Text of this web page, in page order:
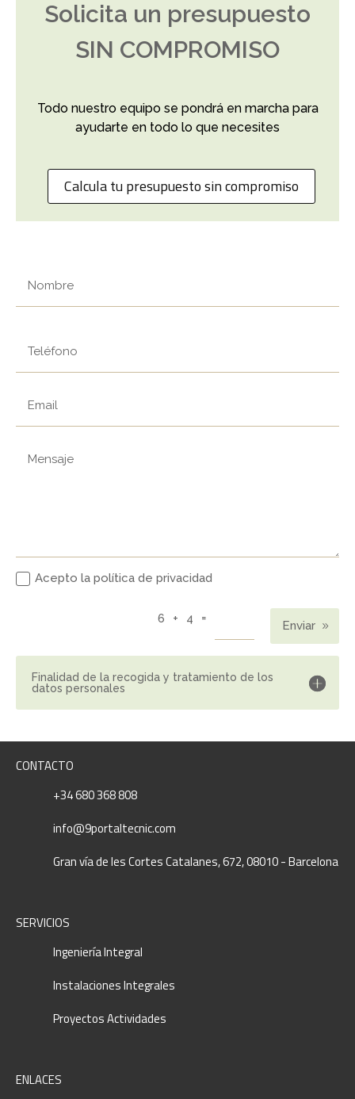
Solicita un presupuesto
SIN COMPROMISO
Todo nuestro equipo se pondrá en marcha para
ayudarte en todo lo que necesites
Calcula tu presupuesto sin compromiso
Acepto la política de privacidad
6 + 4 =
Enviar
Finalidad de la recogida y tratamiento de los
datos personales
CONTACTO
+34 680 368 808
info@9portaltecnic.com
Gran vía de les Cortes Catalanes, 672, 08010 - Barcelona
SERVICIOS
Ingeniería Integral
Instalaciones Integrales
Proyectos Actividades
ENLACES